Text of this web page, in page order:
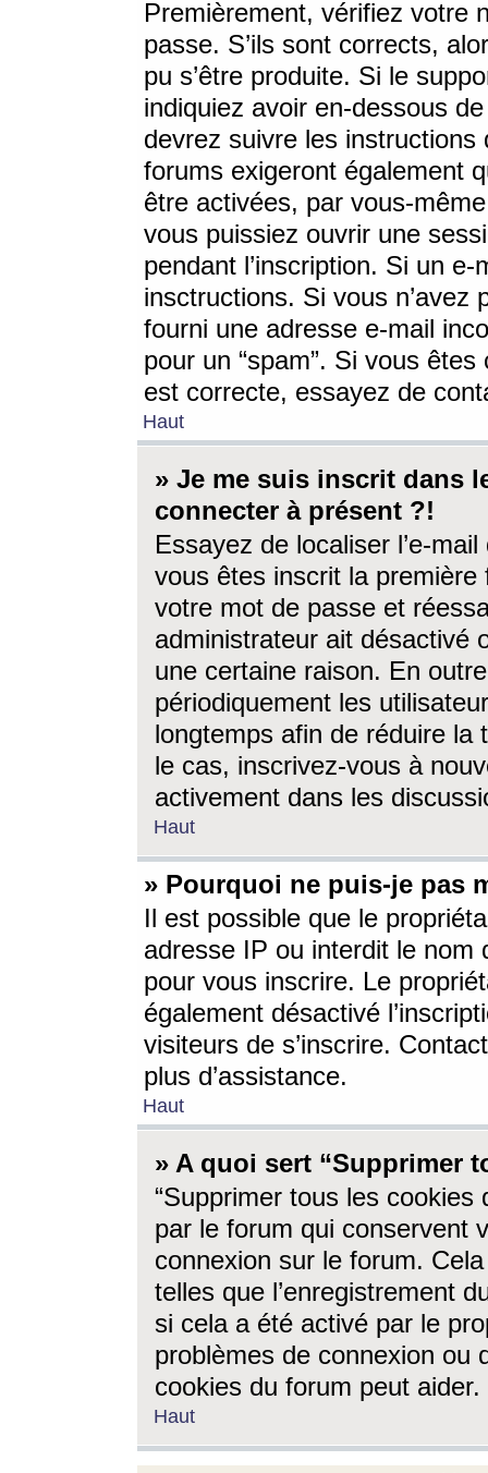
Premièrement, vérifiez votre
passe. S’ils sont corrects,
pu s’être produite. Si le
indiquiez avoir en-dessous
devrez suivre les
forums exigeront également
être activées, par vous-
vous puissiez ouvrir une
pendant l’inscription. Si un
insctructions. Si vous n’avez
fourni une adresse e-mail
pour un “spam”. Si vous
est correcte, essayez de
Haut
» Je me suis inscrit dans
connecter à présent ?!
Essayez de localiser l’e-
vous êtes inscrit la première
votre mot de passe et
administrateur ait désactivé
une certaine raison. En
périodiquement les
longtemps afin de réduire la
le cas, inscrivez-vous à
activement dans les
Haut
» Pourquoi ne puis-je pas
Il est possible que le
adresse IP ou interdit le nom
pour vous inscrire. Le
également désactivé
visiteurs de s’inscrire.
plus d’assistance.
Haut
» A quoi sert “Supprimer
“Supprimer tous les cookies
par le forum qui conservent
connexion sur le forum.
telles que l’enregistrement
si cela a été activé par le
problèmes de connexion ou
cookies du forum peut aider.
Haut